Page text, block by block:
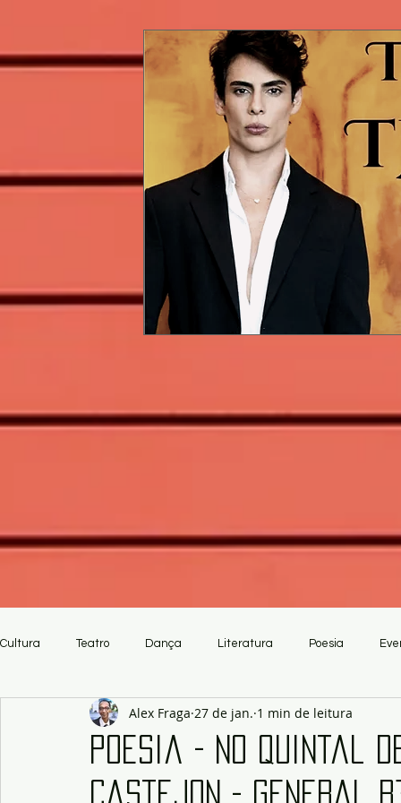
Cultura Teatro Dança Literatura Poesia
Artesanato
Poesia - No quintal
Castejon - General
Alex Fraga 27 de jan. 1 min de leitura